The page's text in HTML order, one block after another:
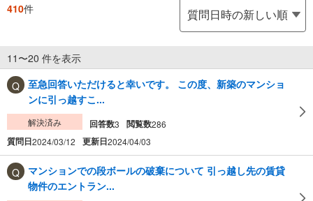
410件
11〜20 件を表示
至急回答いただけると幸いです。 この度、新築のマンショ
ンに引っ越すこ...
解決済み 回答数3 閲覧数286
質問日2024/03/12 更新日2024/04/03
マンションでの段ボールの破棄について 引っ越し先の賃貸
物件のエントラン...